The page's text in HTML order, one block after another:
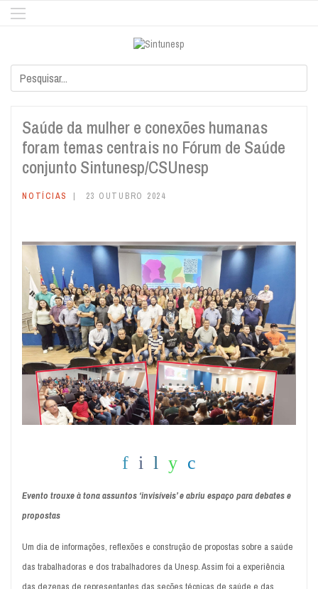
Saúde da mulher e conexões humanas
foram temas centrais no Fórum de Saúde
conjunto Sintunesp/CSUnesp
NOTÍCIAS 23 OUTUBRO 2024
Evento trouxe à tona assuntos ‘invisíveis’ e abriu espaço para debates e
propostas
Um dia de informações, reflexões e construção de propostas sobre a saúde
das trabalhadoras e dos trabalhadores da Unesp. Assim foi a experiência
das dezenas de representantes das seções técnicas de saúde e das